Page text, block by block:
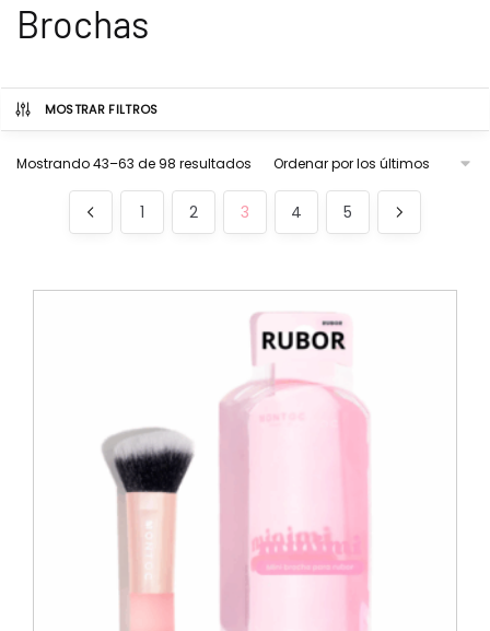
Brochas
MOSTRAR FILTROS
Mostrando 43–63 de 98 resultados
1 2 3 4 5